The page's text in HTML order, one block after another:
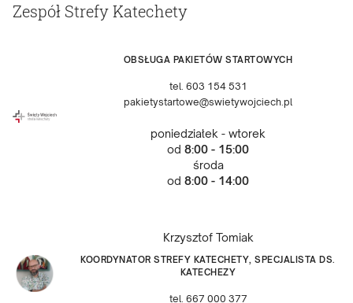
Zespół Strefy Katechety
OBSŁUGA PAKIETÓW STARTOWYCH
tel. 603 154 531
pakietystartowe@swietywojciech.pl
poniedziałek - wtorek
od 8:00 - 15:00
środa
od 8:00 - 14:00
Krzysztof Tomiak
KOORDYNATOR STREFY KATECHETY, SPECJALISTA DS.
KATECHEZY
tel. 667 000 377